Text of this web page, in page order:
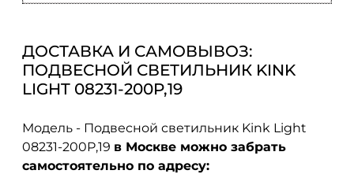
ДОСТАВКА И САМОВЫВОЗ:
ПОДВЕСНОЙ СВЕТИЛЬНИК KINK
LIGHT 08231-200P,19
Модель - Подвесной светильник Kink Light
08231-200P,19 в Москве можно забрать
самостоятельно по адресу: